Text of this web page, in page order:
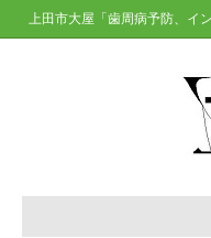
上田市大屋「歯周病予防、イ